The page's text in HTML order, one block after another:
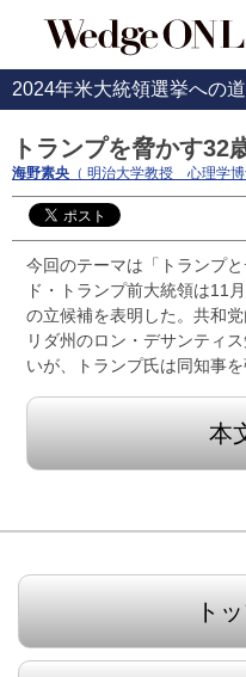
2024年米大統領選挙への道
トランプを脅かす32
海野素央 （ 明治大学教授 心理学博
今回のテーマは「トランプ
ド・トランプ前大統領は11
の立候補を表明した。共和
リダ州のロン・デサンティ
いが、トランプ氏は同知事
本
ト